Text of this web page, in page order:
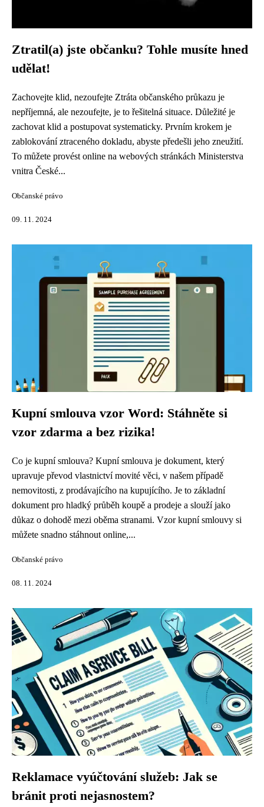
Ztratil(a) jste občanku? Tohle musíte hned
udělat!
Zachovejte klid, nezoufejte Ztráta občanského průkazu je
nepříjemná, ale nezoufejte, je to řešitelná situace. Důležité je
zachovat klid a postupovat systematicky. Prvním krokem je
zablokování ztraceného dokladu, abyste předešli jeho zneužití.
To můžete provést online na webových stránkách Ministerstva
vnitra České...
Občanské právo
09. 11. 2024
Kupní smlouva vzor Word: Stáhněte si
vzor zdarma a bez rizika!
Co je kupní smlouva? Kupní smlouva je dokument, který
upravuje převod vlastnictví movité věci, v našem případě
nemovitosti, z prodávajícího na kupujícího. Je to základní
dokument pro hladký průběh koupě a prodeje a slouží jako
důkaz o dohodě mezi oběma stranami. Vzor kupní smlouvy si
můžete snadno stáhnout online,...
Občanské právo
08. 11. 2024
Reklamace vyúčtování služeb: Jak se
bránit proti nejasnostem?